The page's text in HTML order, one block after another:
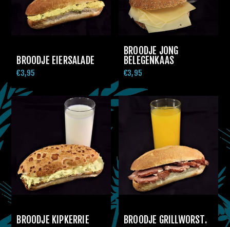
BROODJE EIERSALADE
€3,95
BROODJE JONG
BELEGENKAAS
€3,95
BROODJE KIPKERRIE BROODJE GRILLWORST.